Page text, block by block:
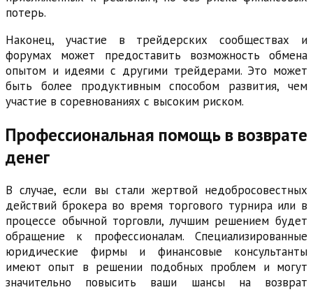
потерь.
Наконец, участие в трейдерских сообществах и
форумах может предоставить возможность обмена
опытом и идеями с другими трейдерами. Это может
быть более продуктивным способом развития, чем
участие в соревнованиях с высоким риском.
Профессиональная помощь в возврате
денег
В случае, если вы стали жертвой недобросовестных
действий брокера во время торгового турнира или в
процессе обычной торговли, лучшим решением будет
обращение к профессионалам. Специализированные
юридические фирмы и финансовые консультанты
имеют опыт в решении подобных проблем и могут
значительно повысить ваши шансы на возврат